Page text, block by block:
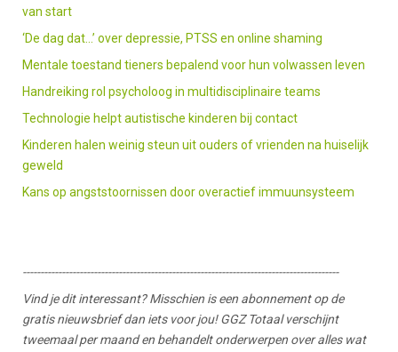
van start
‘De dag dat...’ over depressie, PTSS en online shaming
Mentale toestand tieners bepalend voor hun volwassen leven
Handreiking rol psycholoog in multidisciplinaire teams
Technologie helpt autistische kinderen bij contact
Kinderen halen weinig steun uit ouders of vrienden na huiselijk
geweld
Kans op angststoornissen door overactief immuunsysteem
-----------------------------------------------------------------------------------------
Vind je dit interessant? Misschien is een abonnement op de
gratis nieuwsbrief dan iets voor jou! GGZ Totaal verschijnt
tweemaal per maand en behandelt onderwerpen over alles wat